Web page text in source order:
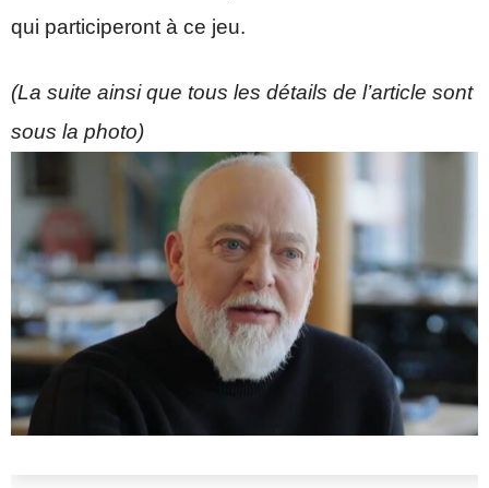
qui participeront à ce jeu.
(La suite ainsi que tous les détails de l’article sont
sous la photo)